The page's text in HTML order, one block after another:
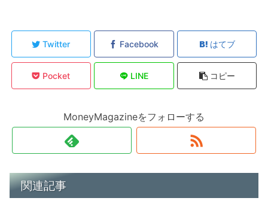
Twitter Facebook はてブ
Pocket LINE コピー
MoneyMagazineをフォローする
関連記事